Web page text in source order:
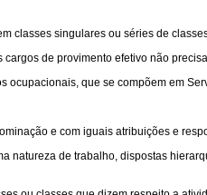
classes singulares ou séries de
cargos de provimento efetivo não
ocupacionais, que se compõem em
e com iguais atribuições e
natureza de trabalho, dispostas